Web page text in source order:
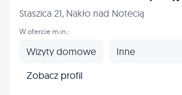
Staszica 21, Nakło nad Notecią
W ofercie m.in.:
Wizyty domowe
Inne
Zobacz profil